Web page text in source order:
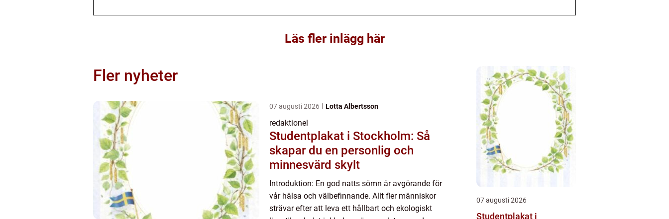
Läs fler inlägg här
Fler nyheter
07 augusti 2026 Lotta Albertsson
redaktionel
Studentplakat i Stockholm: Så
skapar du en personlig och
minnesvärd skylt
Introduktion: En god natts sömn är avgörande för
vår hälsa och välbefinnande. Allt fler människor
strävar efter att leva ett hållbart och ekologiskt
07 augusti 2026
Studentplakat i